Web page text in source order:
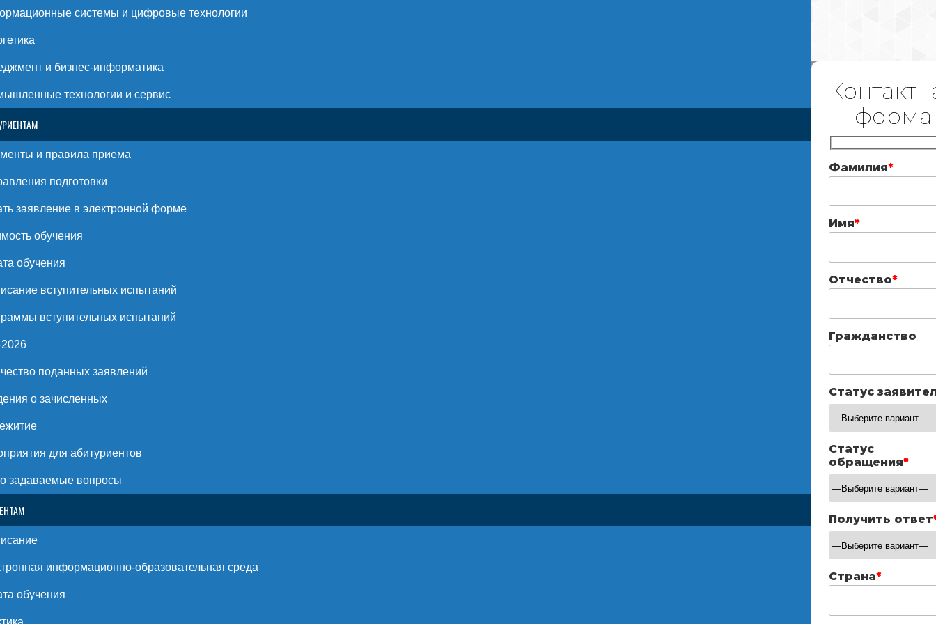
системы и цифровые технологии
и бизнес-информатика
технологии и сервис
и правила приема
подготовки
заявление в электронной форме
обучения
обучения
вступительных испытаний
вступительных испытаний
поданных заявлений
о зачисленных
для абитуриентов
задаваемые вопросы
информационно-образовательная среда
обучения
форма
Фамилия*
Имя*
Отчество*
Гражданство
Статус
Статус
обращения*
Получить ответ
Страна*